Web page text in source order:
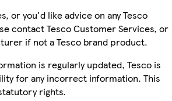
or you'd like advice on any Tesco
contact Tesco Customer Services, or
if not a Tesco brand product.
is regularly updated, Tesco is
for any incorrect information. This
rights.